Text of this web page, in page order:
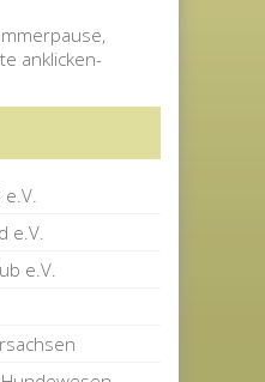
anklicken-
e.V.
e.V.